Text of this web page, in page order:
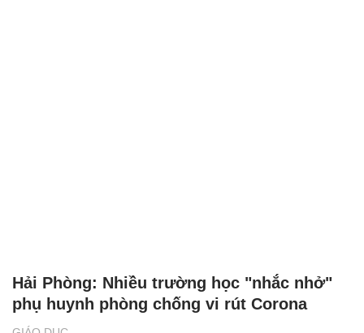
Hải Phòng: Nhiều trường học "nhắc nhở"
phụ huynh phòng chống vi rút Corona